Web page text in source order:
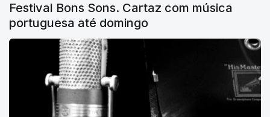
Festival Bons Sons. Cartaz com música
portuguesa até domingo